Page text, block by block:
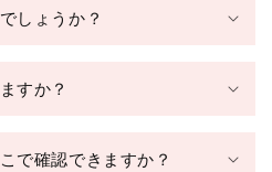
しょうか？
すか？
で確認できますか？